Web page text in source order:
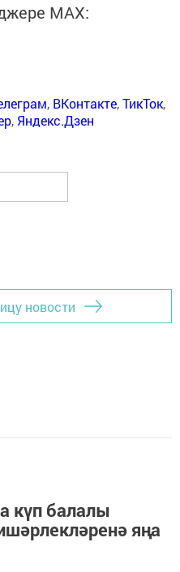
MАХ:
, ВКонтакте,ТикТок,
, Яндекс.Дзен
новости
күп балалы
яңа